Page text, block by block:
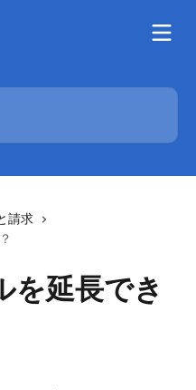
請求
を延長でき